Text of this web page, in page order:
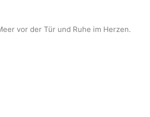
vor der Tür und Ruhe im Herzen.